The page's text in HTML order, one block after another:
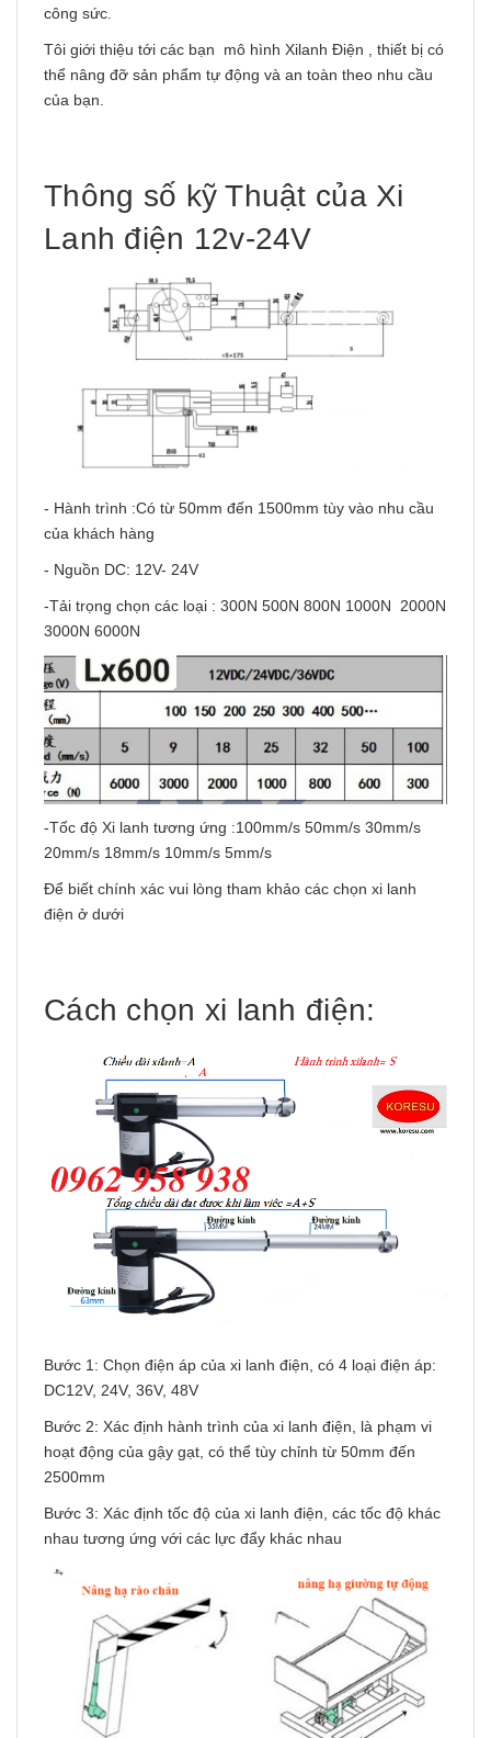
công sức.
Tôi giới thiệu tới các bạn mô hình Xilanh Điện , thiết bị có
thể nâng đỡ sản phẩm tự động và an toàn theo nhu cầu
của bạn.
Thông số kỹ Thuật của Xi
Lanh điện 12v-24V
- Hành trình :Có từ 50mm đến 1500mm tùy vào nhu cầu
của khách hàng
- Nguồn DC: 12V- 24V
-Tải trọng chọn các loại : 300N 500N 800N 1000N 2000N
3000N 6000N
-Tốc độ Xi lanh tương ứng :100mm/s 50mm/s 30mm/s
20mm/s 18mm/s 10mm/s 5mm/s
Để biết chính xác vui lòng tham khảo các chọn xi lanh
điện ở dưới
Cách chọn xi lanh điện:
Bước 1: Chọn điện áp của xi lanh điện, có 4 loại điện áp:
DC12V, 24V, 36V, 48V
Bước 2: Xác định hành trình của xi lanh điện, là phạm vi
hoạt động của gậy gạt, có thể tùy chỉnh từ 50mm đến
2500mm
Bước 3: Xác định tốc độ của xi lanh điện, các tốc độ khác
nhau tương ứng với các lực đẩy khác nhau